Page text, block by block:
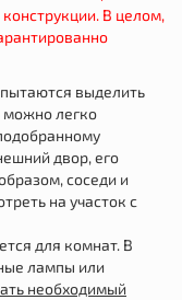
В целом,
выделить
можно легко
двор, его
соседи и
на участок с
для комнат. В
лампы или
необходимый